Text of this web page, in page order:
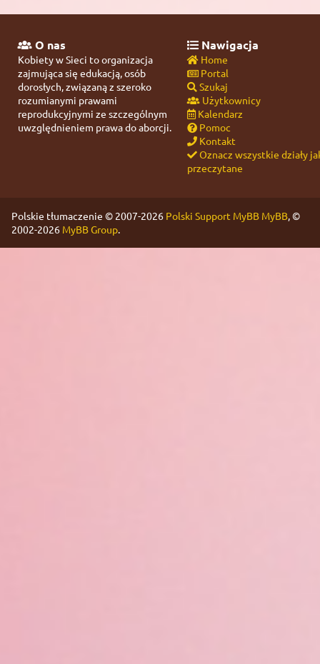
O nas
Kobiety w Sieci to organizacja
zajmująca się edukacją, osób
dorosłych, związaną z szeroko
rozumianymi prawami
reprodukcyjnymi ze szczególnym
uwzględnieniem prawa do aborcji.
Nawigacja
Home
Portal
Szukaj
Użytkownicy
Kalendarz
Pomoc
Kontakt
Oznacz wszystkie działy
przeczytane
Polskie tłumaczenie © 2007-2026 Polski Support MyBB MyBB, ©
2002-2026 MyBB Group.